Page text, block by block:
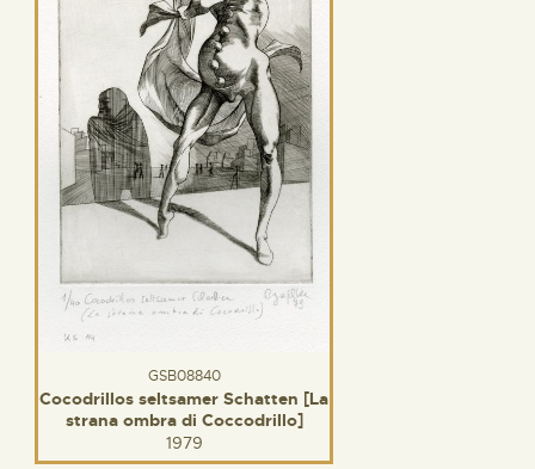
GSB08840
Cocodrillos seltsamer Schatten [La
strana ombra di Coccodrillo]
1979